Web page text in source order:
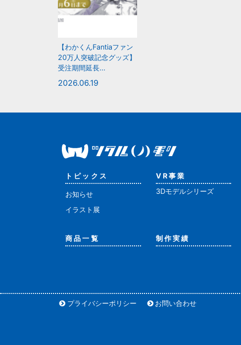
【わかくんFantiaファン
20万人突破記念グッズ】
受注期間延長...
2026.06.19
トピックス
お知らせ
イラスト展
VR事業
3Dモデルシリーズ
商品一覧 制作実績
プライバシーポリシー お問い合わせ